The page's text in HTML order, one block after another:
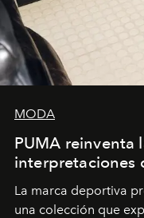
MODA
PUMA reinventa
interpretaciones
La marca deportiva
una colección que